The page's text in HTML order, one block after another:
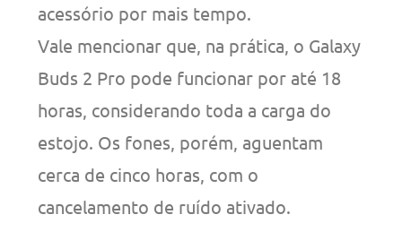
acessório por mais tempo.
Vale mencionar que, na prática, o Galaxy
Buds 2 Pro pode funcionar por até 18
horas, considerando toda a carga do
estojo. Os fones, porém, aguentam
cerca de cinco horas, com o
cancelamento de ruído ativado.